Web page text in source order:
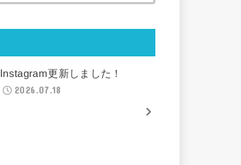
Instagram更新しました！
2026.07.18